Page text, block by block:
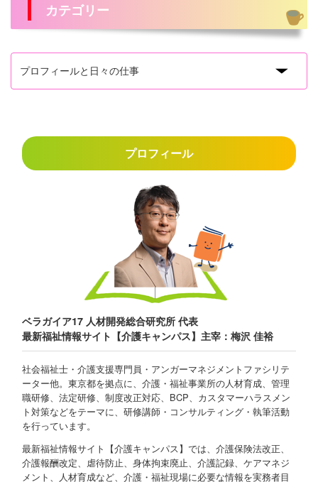
カテゴリー
プロフィール
ベラガイア17 人材開発総合研究所 代表
最新福祉情報サイト【介護キャンパス】主宰：梅沢 佳裕
社会福祉士・介護支援専門員・アンガーマネジメントファシリテ
ーター他。東京都を拠点に、介護・福祉事業所の人材育成、管理
職研修、法定研修、制度改正対応、BCP、カスタマーハラスメン
ト対策などをテーマに、研修講師・コンサルティング・執筆活動
を行っています。
最新福祉情報サイト【介護キャンパス】では、介護保険法改正、
介護報酬改定、虐待防止、身体拘束廃止、介護記録、ケアマネジ
メント、人材育成など、介護・福祉現場に必要な情報を実務者目